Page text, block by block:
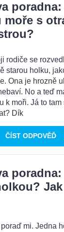
s
rodiče se
starou holku,
Ona je hrozně
No a teď
k moři. Já to
Dík
ČÍST ODPOVĚĎ
mi. Jedna